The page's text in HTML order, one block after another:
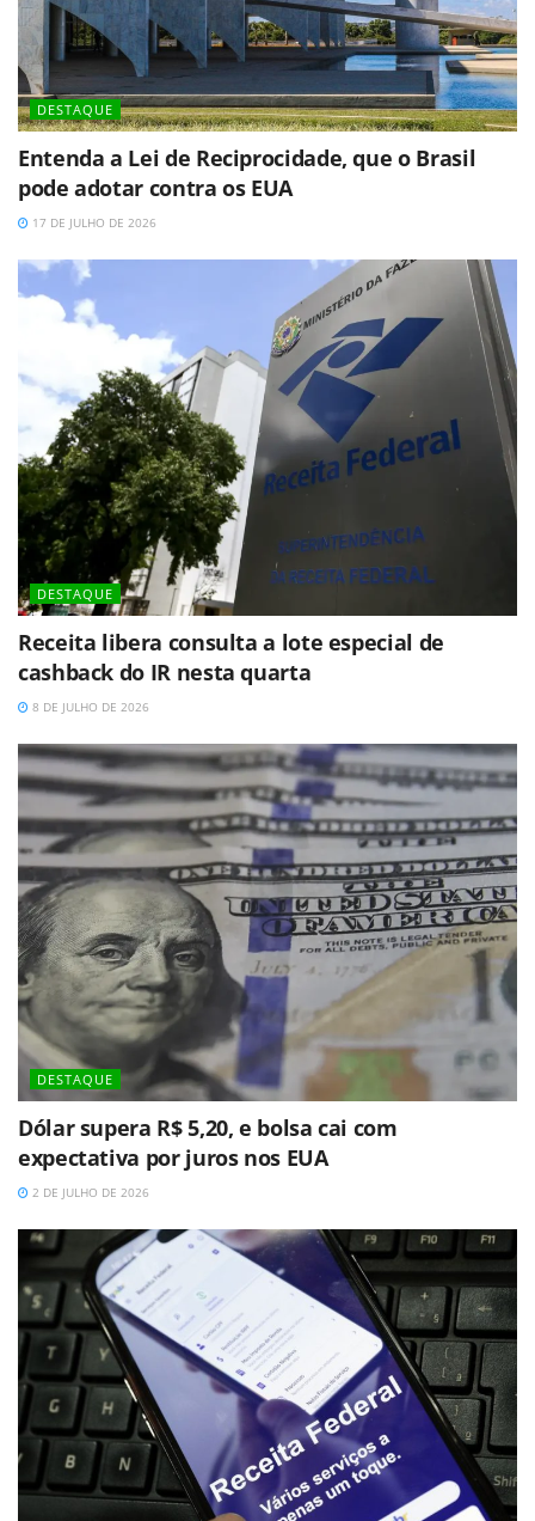
DESTAQUE
Entenda a Lei de Reciprocidade, que o Brasil
pode adotar contra os EUA
17 DE JULHO DE 2026
DESTAQUE
Receita libera consulta a lote especial de
cashback do IR nesta quarta
8 DE JULHO DE 2026
DESTAQUE
Dólar supera R$ 5,20, e bolsa cai com
expectativa por juros nos EUA
2 DE JULHO DE 2026